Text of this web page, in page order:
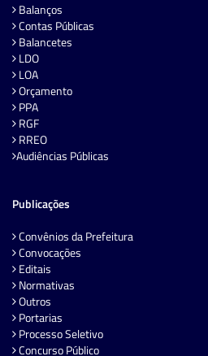
Balanços
Contas Públicas
Balancetes
LDO
LOA
Orçamento
PPA
RGF
RREO
Audiências Públicas
Publicações
Convênios da Prefeitura
Convocações
Editais
Normativas
Outros
Portarias
Processo Seletivo
Concurso Público